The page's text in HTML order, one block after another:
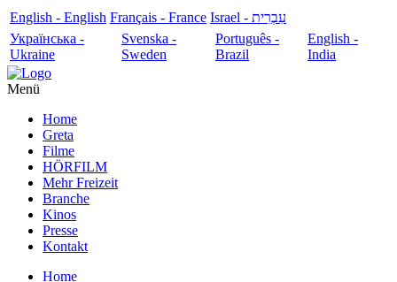
English - English Français - France
עִבְרִית - Israel
Українська -
Ukraine
Svenska -
Sweden
Português -
Brazil
English -
India
Menü
Home
Greta
Filme
HÖRFILM
Mehr Freizeit
Branche
Kinos
Presse
Kontakt
Home